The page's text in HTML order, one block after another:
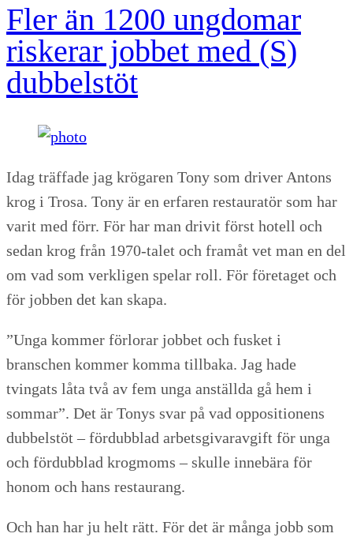
Fler än 1200 ungdomar
riskerar jobbet med (S)
dubbelstöt
Idag träffade jag krögaren Tony som driver Antons
krog i Trosa. Tony är en erfaren restauratör som har
varit med förr. För har man drivit först hotell och
sedan krog från 1970-talet och framåt vet man en del
om vad som verkligen spelar roll. För företaget och
för jobben det kan skapa.
”Unga kommer förlorar jobbet och fusket i
branschen kommer komma tillbaka. Jag hade
tvingats låta två av fem unga anställda gå hem i
sommar”. Det är Tonys svar på vad oppositionens
dubbelstöt – fördubblad arbetsgivaravgift för unga
och fördubblad krogmoms – skulle innebära för
honom och hans restaurang.
Och han har ju helt rätt. För det är många jobb som